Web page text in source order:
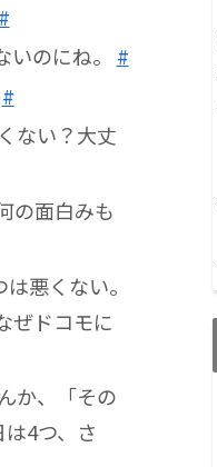
#
のにね。 #
#
ない？大丈
の面白みも
悪くない。
ぜドコモに
か、「その
4つ、さ